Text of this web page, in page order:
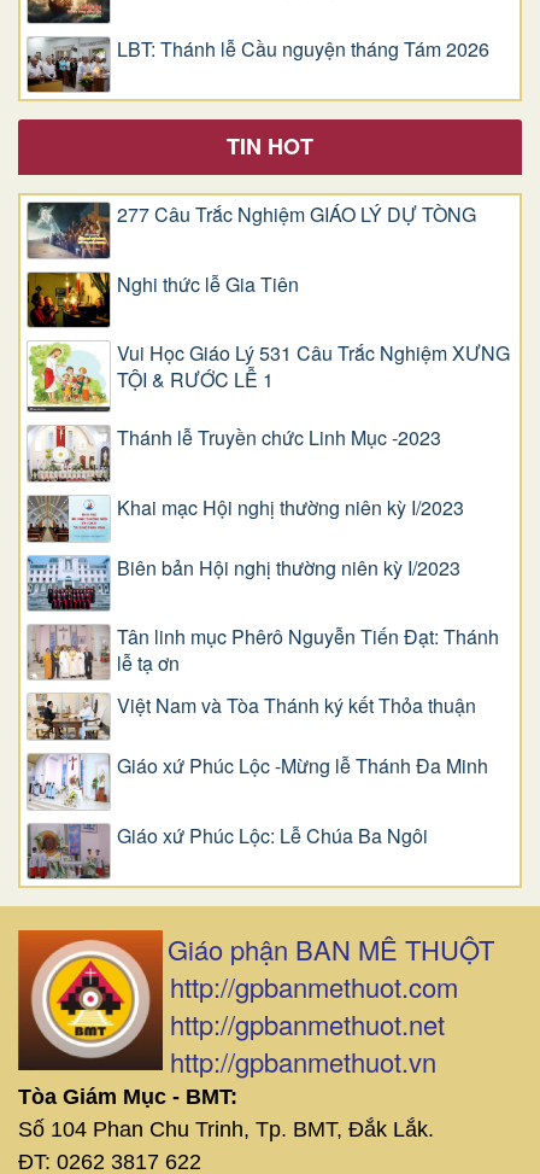
LBT: Thánh lễ Cầu nguyện tháng Tám 2026
TIN HOT
277 Câu Trắc Nghiệm GIÁO LÝ DỰ TÒNG
Nghi thức lễ Gia Tiên
Vui Học Giáo Lý 531 Câu Trắc Nghiệm XƯNG
TỘI & RƯỚC LỄ 1
Thánh lễ Truyền chức Linh Mục -2023
Khai mạc Hội nghị thường niên kỳ I/2023
Biên bản Hội nghị thường niên kỳ I/2023
Tân linh mục Phêrô Nguyễn Tiến Đạt: Thánh
lễ tạ ơn
Việt Nam và Tòa Thánh ký kết Thỏa thuận
Giáo xứ Phúc Lộc -Mừng lễ Thánh Đa Minh
Giáo xứ Phúc Lộc: Lễ Chúa Ba Ngôi
Giáo phận BAN MÊ THUỘT
http://gpbanmethuot.com
http://gpbanmethuot.net
http://gpbanmethuot.vn
Tòa Giám Mục - BMT:
Số 104 Phan Chu Trinh, Tp. BMT, Đắk Lắk.
ĐT: 0262 3817 622